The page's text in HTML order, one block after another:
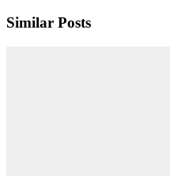
Similar Posts